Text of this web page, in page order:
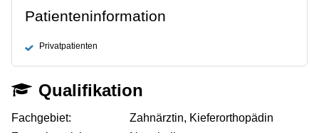
Patienteninformation
Privatpatienten
Qualifikation
Fachgebiet:
Zahnärztin, Kieferorthopädin